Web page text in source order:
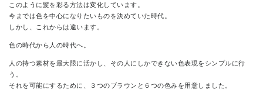
このように髪を彩る方法は変化しています。
今までは色を中心になりたいものを決めていた時代。
しかし、これからは違います。
色の時代から人の時代へ。
人の持つ素材を最大限に活かし、その人にしかできない色表現をシンプルに行
う。
それを可能にするために、３つのブラウンと６つの色みを用意しました。